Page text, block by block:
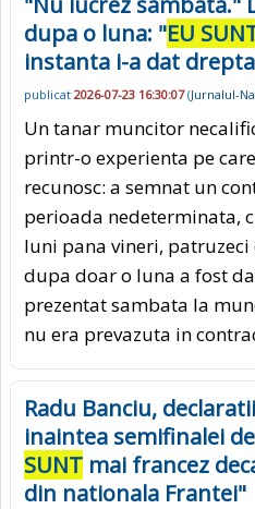
dupa o luna: "EU
instanta i-a dat
publicat 2026-07-23 16:30:07(Jurnalul-
Un tanar muncitor
printr-o experienta pe
recunosc: a semnat un
perioada nedeterminata,
luni pana vineri, patruzeci
dupa doar o luna a fost
prezentat sambata la
nu era prevazuta in
Radu Banciu,
inaintea semifinalei
SUNT mai francez
din nationala Frantei"